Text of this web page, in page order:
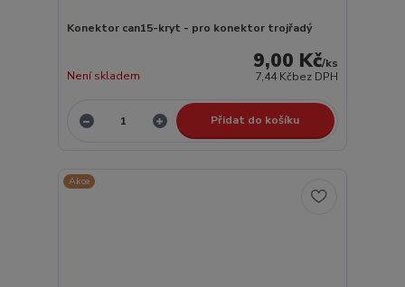
Konektor can15-kryt - pro konektor trojřadý
9,00 Kč/ks
7,44 Kčbez DPH
Není skladem
Přidat do košíku
Akce